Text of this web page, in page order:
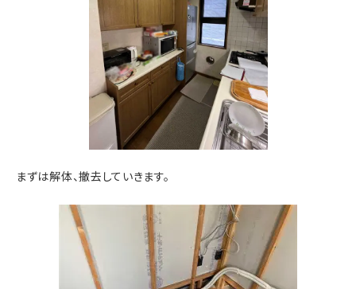
まずは解体、撤去していきます。